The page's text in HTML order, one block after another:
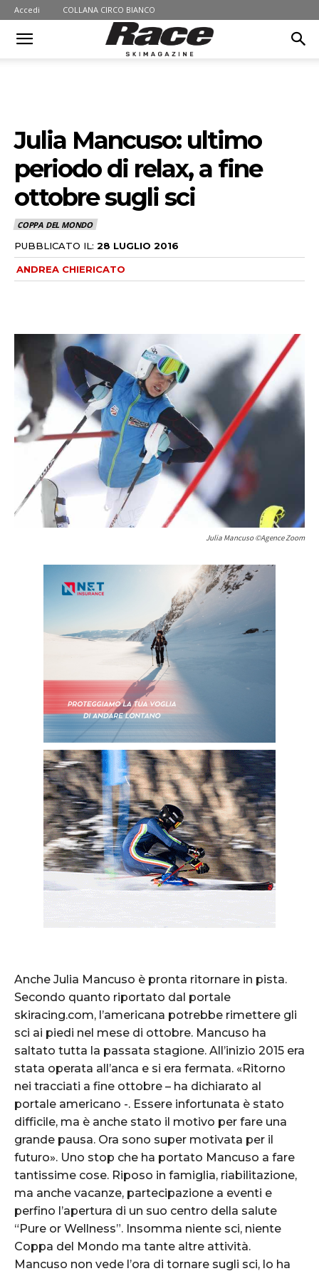
Accedi COLLANA CIRCO BIANCO
Julia Mancuso: ultimo
periodo di relax, a fine
ottobre sugli sci
COPPA DEL MONDO
PUBBLICATO IL: 28 LUGLIO 2016
ANDREA CHIERICATO
Julia Mancuso ©Agence Zoom
Anche Julia Mancuso è pronta ritornare in pista.
Secondo quanto riportato dal portale
skiracing.com, l’americana potrebbe rimettere gli
sci ai piedi nel mese di ottobre. Mancuso ha
saltato tutta la passata stagione. All’inizio 2015 era
stata operata all’anca e si era fermata. «Ritorno
nei tracciati a fine ottobre – ha dichiarato al
portale americano -. Essere infortunata è stato
difficile, ma è anche stato il motivo per fare una
grande pausa. Ora sono super motivata per il
futuro». Uno stop che ha portato Mancuso a fare
tantissime cose. Riposo in famiglia, riabilitazione,
ma anche vacanze, partecipazione a eventi e
perfino l’apertura di un suo centro della salute
“Pure or Wellness”. Insomma niente sci, niente
Coppa del Mondo ma tante altre attività.
Mancuso non vede l’ora di tornare sugli sci, lo ha